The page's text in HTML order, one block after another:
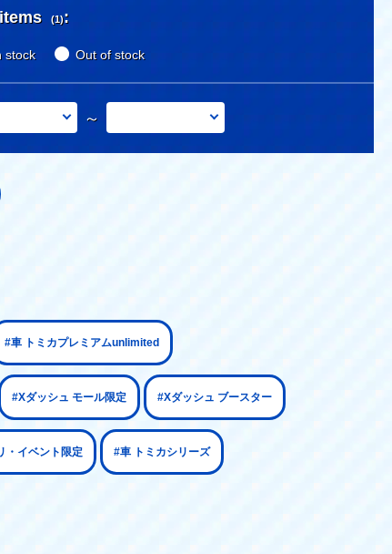
(1):
stock Out of stock
～
#車 トミカプレミアムunlimited
#Xダッシュ モール限定 #Xダッシュ ブースター
・イベント限定 #車 トミカシリーズ